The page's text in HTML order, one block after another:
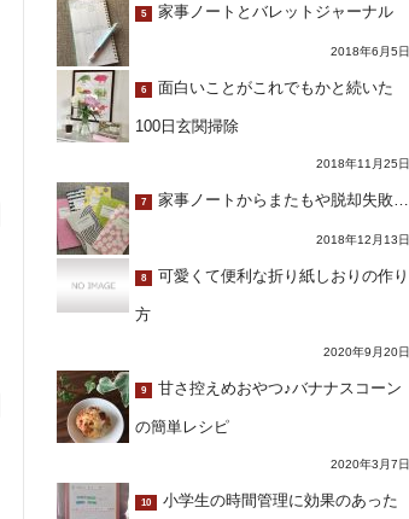
5 家事ノートとバレットジャーナル
2018年6月5日
6 面白いことがこれでもかと続いた
100日玄関掃除
2018年11月25日
7 家事ノートからまたもや脱却失敗…
2018年12月13日
8 可愛くて便利な折り紙しおりの作り
方
2020年9月20日
9 甘さ控えめおやつ♪バナナスコーン
の簡単レシピ
2020年3月7日
10 小学生の時間管理に効果のあった